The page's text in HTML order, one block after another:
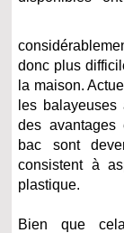
donc plus
la maison.
les
des avantages
bac sont
consistent à
plastique.
Bien que